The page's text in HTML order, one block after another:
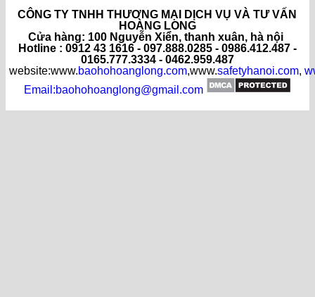
CÔNG TY TNHH THƯƠNG MẠI DỊCH VỤ VÀ TƯ VẤN
HOÀNG LONG
Cửa hàng: 100 Nguyễn Xiển, thanh xuân, hà nội
Hotline : 0912 43 1616 - 097.888.0285 - 0986.412.487 -
0165.777.3334 - 0462.959.487
website:www.baohohoanglong.com,www.safetyhanoi.com,
Email:baohohoanglong@gmail.com